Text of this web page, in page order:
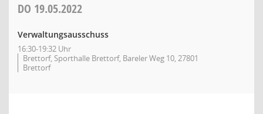
DO 19.05.2022
Verwaltungsausschuss
16:30-19:32 Uhr
Brettorf, Sporthalle Brettorf, Bareler Weg 10, 27801
Brettorf